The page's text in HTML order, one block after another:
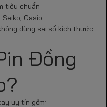
tiêu chuẩn
Seiko, Casio
dùng sai số kích thước
Đồng
uy tín gồm: